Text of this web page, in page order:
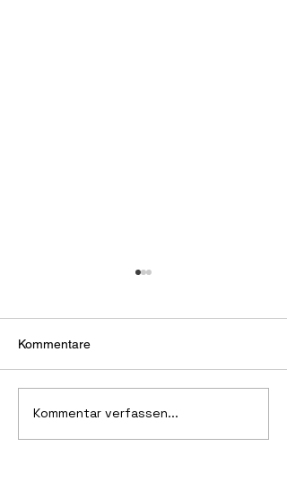
Farbenfrohe Kunstspende
Kommentare
Kommentar verfassen...